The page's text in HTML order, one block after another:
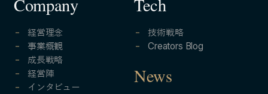
Company
経営理念
事業概観
成長戦略
経営陣
インタビュー
Tech
技術戦略
Creators Blog
News